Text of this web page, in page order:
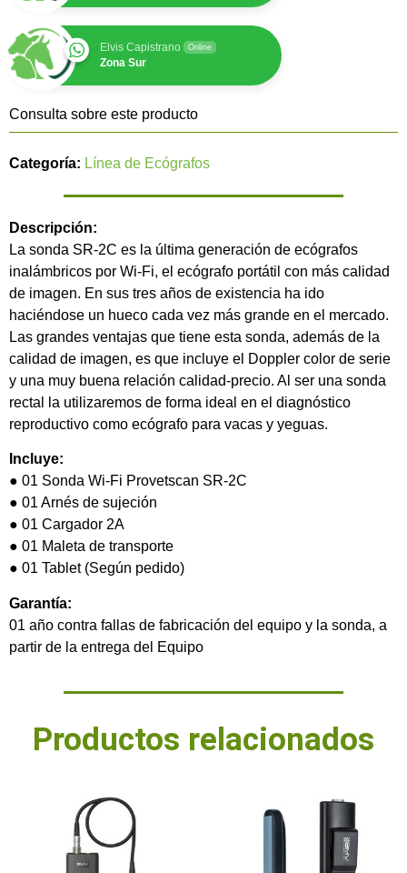
Elvis Capistrano Online
Zona Sur
Consulta sobre este producto
Categoría: Línea de Ecógrafos
Descripción:
La sonda SR-2C es la última generación de ecógrafos
inalámbricos por Wi-Fi, el ecógrafo portátil con más calidad
de imagen. En sus tres años de existencia ha ido
haciéndose un hueco cada vez más grande en el mercado.
Las grandes ventajas que tiene esta sonda, además de la
calidad de imagen, es que incluye el Doppler color de serie
y una muy buena relación calidad-precio. Al ser una sonda
rectal la utilizaremos de forma ideal en el diagnóstico
reproductivo como ecógrafo para vacas y yeguas.
Incluye:
● 01 Sonda Wi-Fi Provetscan SR-2C
● 01 Arnés de sujeción
● 01 Cargador 2A
● 01 Maleta de transporte
● 01 Tablet (Según pedido)
Garantía:
01 año contra fallas de fabricación del equipo y la sonda, a
partir de la entrega del Equipo
Productos relacionados